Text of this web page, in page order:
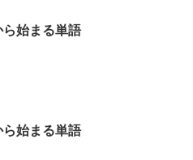
ら始まる単語
ら始まる単語